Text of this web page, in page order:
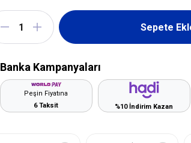
Banka Kampanyaları
Peşin Fiyatına
6 Taksit
%10 İndirim Kazan